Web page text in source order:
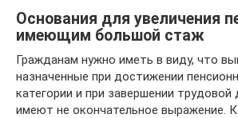
Основания для увеличения
имеющим большой стаж
Гражданам нужно иметь в виду, что
назначенные при достижении
категории и при завершении трудовой
имеют не окончательное выражение.